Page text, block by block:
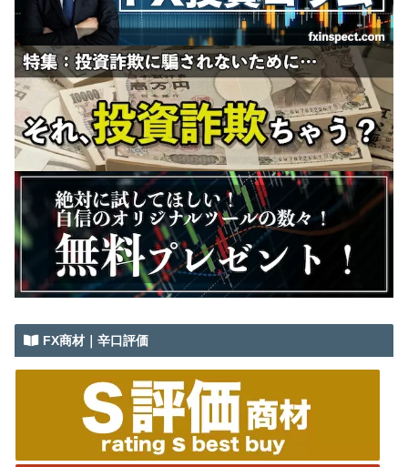
FX商材｜辛口評価